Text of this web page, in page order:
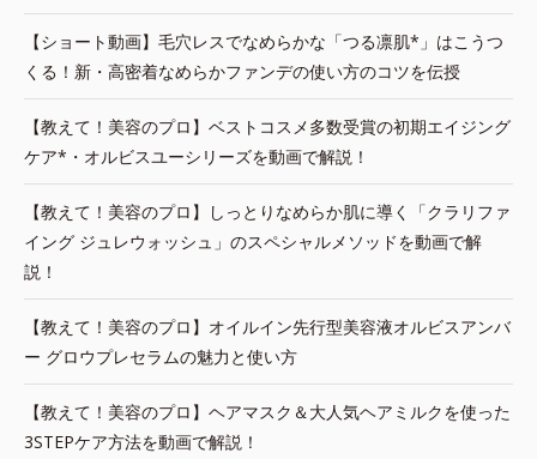
【ショート動画】毛穴レスでなめらかな「つる凛肌*」はこうつ
くる！新・高密着なめらかファンデの使い方のコツを伝授
【教えて！美容のプロ】ベストコスメ多数受賞の初期エイジング
ケア*・オルビスユーシリーズを動画で解説！
【教えて！美容のプロ】しっとりなめらか肌に導く「クラリファ
イング ジュレウォッシュ」のスペシャルメソッドを動画で解
説！
【教えて！美容のプロ】オイルイン先行型美容液オルビスアンバ
ー グロウプレセラムの魅力と使い方
【教えて！美容のプロ】ヘアマスク＆大人気ヘアミルクを使った
3STEPケア方法を動画で解説！